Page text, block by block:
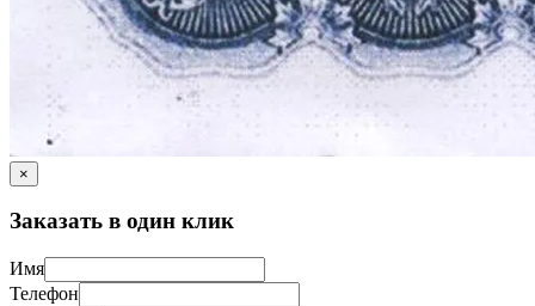
×
Заказать в один клик
Имя
Телефон